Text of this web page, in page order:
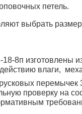
петель.
выбрать
8п изготовлены
влаги,
перемычек
проверку на